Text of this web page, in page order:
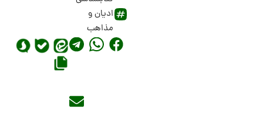
ادیان و
مذاهب